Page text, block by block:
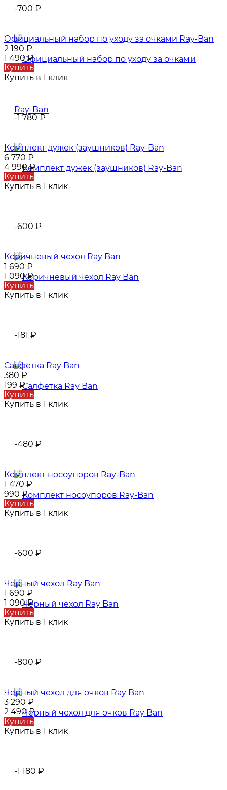
-700 ₽
Официальный набор по уходу за очками Ray-Ban
2 190 ₽
1 490₽
Купить
Купить в 1 клик
-1 780 ₽
Комплект дужек (заушников) Ray-Ban
6 770 ₽
4 990₽
Купить
Купить в 1 клик
-600 ₽
Коричневый чехол Ray Ban
1 690 ₽
1 090₽
Купить
Купить в 1 клик
-181 ₽
Салфетка Ray Ban
380 ₽
199 ₽
Купить
Купить в 1 клик
-480 ₽
Комплект носоупоров Ray-Ban
1 470 ₽
990 ₽
Купить
Купить в 1 клик
-600 ₽
Черный чехол Ray Ban
1 690 ₽
1 090₽
Купить
Купить в 1 клик
-800 ₽
Черный чехол для очков Ray Ban
3 290 ₽
2 490₽
Купить
Купить в 1 клик
-1 180 ₽